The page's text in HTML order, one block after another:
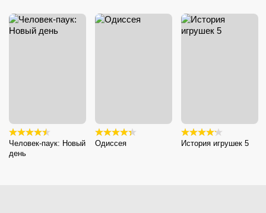
Человек-паук: Новый
день
Одиссея История игрушек 5